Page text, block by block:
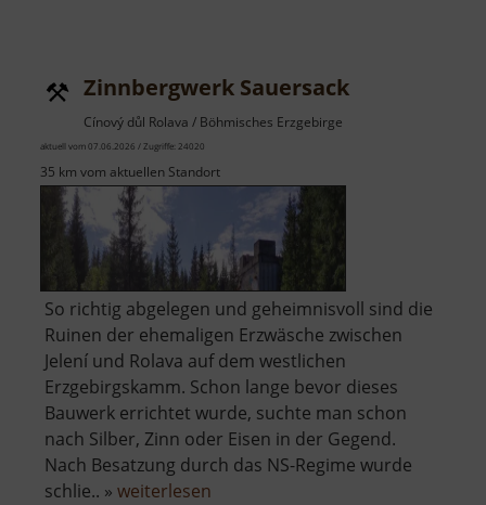
Zinnbergwerk Sauersack
Cínový důl Rolava / Böhmisches Erzgebirge
aktuell vom 07.06.2026 / Zugriffe: 24020
35 km vom aktuellen Standort
So richtig abgelegen und geheimnisvoll sind die
Ruinen der ehemaligen Erzwäsche zwischen
Jelení und Rolava auf dem westlichen
Erzgebirgskamm. Schon lange bevor dieses
Bauwerk errichtet wurde, suchte man schon
nach Silber, Zinn oder Eisen in der Gegend.
Nach Besatzung durch das NS-Regime wurde
schlie.. » weiterlesen